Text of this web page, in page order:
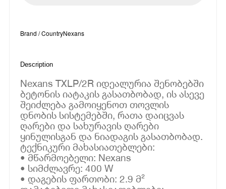
Brand / CountryNexans
Description
Nexans TXLP/2R იდეალურია შენობებში
ბეტონის იატაკის გასათბობად, ის ასევე
შეიძლება გამოიყენოთ თოვლის
დნობის სისტემებში, რათა დაიცვას
ღარები და სახურავის ღარები
ყინულისგან და ნიადაგის გასათბობად.
ტექნიკური მახასიათებლები:
• მწარმოებელი: Nexans
• სიმძლავრე: 400 W
• დაგების ფართობი: 2.9 მ²